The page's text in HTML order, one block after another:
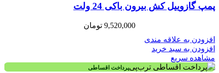
پمپ گازوییل کش بیرون باکی 24 ولت
9,520,000 تومان
افزودن به علاقه مندی
افزودن به سبد خرید
مشاهده سریع
پرداخت اقساطی